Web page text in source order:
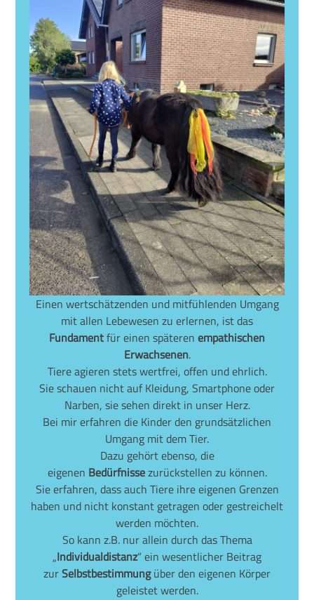
Einen wertschätzenden und mitfühlenden Umgang
mit allen Lebewesen zu erlernen, ist das
Fundamentfür einen späteren empathischen
Erwachsenen.
Tiere agieren stets wertfrei, offen und ehrlich.
Sie schauen nicht auf Kleidung, Smartphone oder
Narben, sie sehen direkt in unser Herz.
Bei mir erfahren die Kinder den grundsätzlichen
Umgang mit dem Tier.
Dazu gehört ebenso, die
eigenen Bedürfnissezurückstellen zu können.
Sie erfahren, dass auch Tiere ihre eigenen Grenzen
haben und nicht konstant getragen oder gestreichelt
werden möchten.
So kann z.B. nur allein durch das Thema
„Individualdistanz“ ein wesentlicher Beitrag
zurSelbstbestimmungüber den eigenen Körper
geleistet werden.